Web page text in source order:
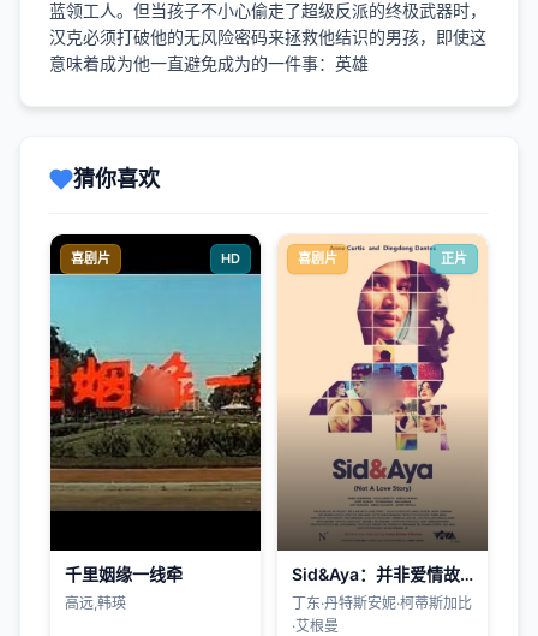
蓝领工人。但当孩子不小心偷走了超级反派的终极武器时，
汉克必须打破他的无风险密码来拯救他结识的男孩，即使这
意味着成为他一直避免成为的一件事：英雄
猜你喜欢
喜剧片 HD
千里姻缘一线牵
高远,韩瑛
喜剧片 正片
Sid&Aya：并非爱情故事
丁东·丹特斯安妮·柯蒂斯加比
·艾根曼